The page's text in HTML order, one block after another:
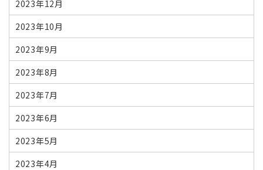
2023年12月
2023年10月
2023年9月
2023年8月
2023年7月
2023年6月
2023年5月
2023年4月